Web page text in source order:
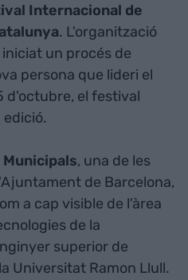
Internacional de
. L'organització
un procés de
persona que lideri el
d'octubre, el festival
, una de les
de Barcelona,
a cap visible de l'àrea
de la
superior de
Universitat Ramon Llull.